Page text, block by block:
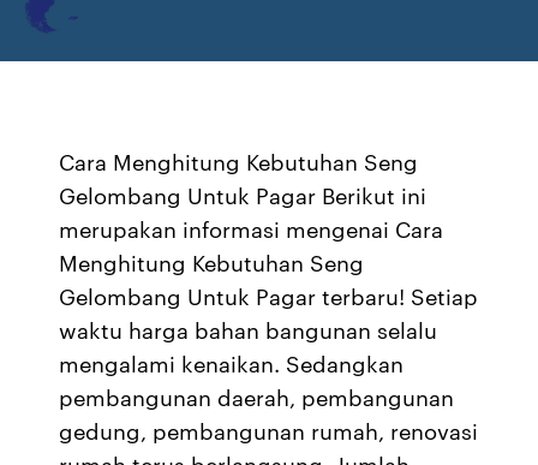
Cara Menghitung Kebutuhan Seng
Gelombang Untuk Pagar Berikut ini
merupakan informasi mengenai Cara
Menghitung Kebutuhan Seng
Gelombang Untuk Pagar terbaru! Setiap
waktu harga bahan bangunan selalu
mengalami kenaikan. Sedangkan
pembangunan daerah, pembangunan
gedung, pembangunan rumah, renovasi